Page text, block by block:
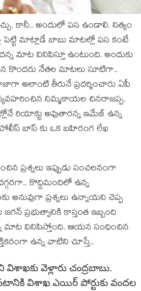
కానీ.. అందులో పస ఉండాలి. నిత్యం
పెట్టి మాట్లాడే బాబు మాటల్లో పస కంటే
మాట వినిపిస్తూ ఉంటుంది. అందుకు
కొందరు నేతల మాటలు సూటిగా..
అలాంటి తీరునే ప్రదర్శించారు ఏపీ
నిమ్మకాయల చినరాజప్ప.
రియాక్టు అవుతారన్న ఇమేజ్ ఉన్న
బాస్ కు ఒక బహిరంగ లేఖ
ప్రశ్నలు ఇప్పుడు సంచలనంగా
కొద్దిమందిలో ఉన్న
అనువుగా ప్రశ్నలు ఉన్నాయని చెప్ప
జగన్ ప్రభుత్వానికి కాస్తంత ఇబ్బంది
మాట వినిపిస్తోంది. ఆయన సంధించిన
ఉన్న వాటిని చూస్తే..
వెళ్లారు చంద్రబాబు.
విశాఖ ఎయిర్ పోర్టుకు వందల